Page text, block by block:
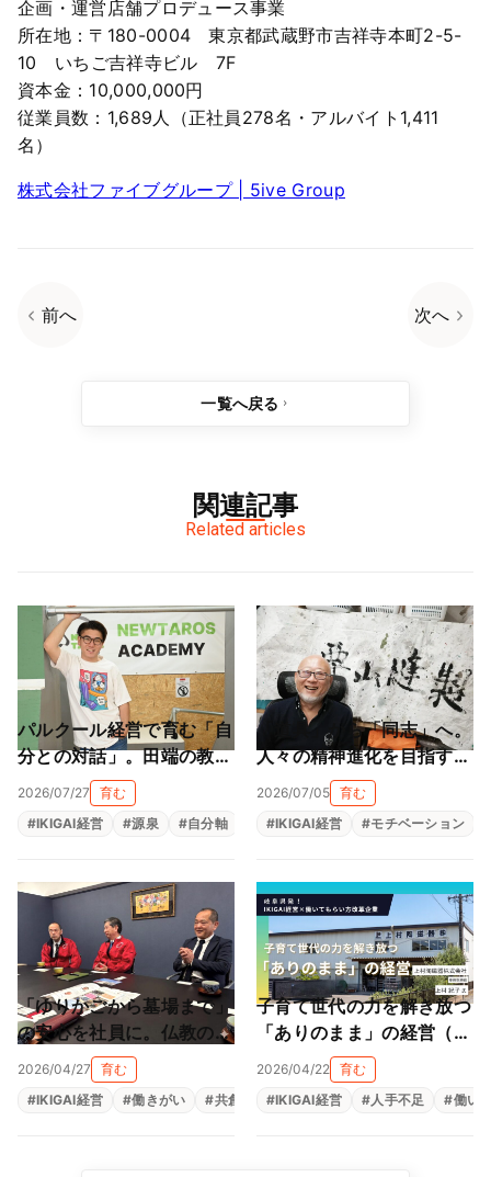
企画・運営店舗プロデュース事業
所在地：〒180-0004 東京都武蔵野市吉祥寺本町2-5-
10 いちご吉祥寺ビル 7F
資本金：10,000,000円
従業員数：1,689人（正社員278名・アルバイト1,411
名）
株式会社ファイブグループ | 5ive Group
前へ 次へ
一覧へ戻る
関連記事
Related articles
パルクール経営で育む「自
分との対話」。田端の教室
が作る大人も子供も輝ける
居場所（NEWTAROS ）
2026/07/27
育む
#IKIGAI経営 #源泉 #自分軸 自己理解 #自律型人材育成
「道具」から「同志」へ。
人々の精神進化を目指す地
球黒字化経営（栗山縫製株
2026/07/05 育む
#IKIGAI経営 #モチベーション
「ゆりかごから墓場まで」
の安心を社員に。仏教の教
えと親心が育む「共にあ
る」経営（尾張陸運株式会
社）
2026/04/27
育む
#IKIGAI経営 #働きがい #共創 #生きがい 福利厚生 組織改革
子育て世代の力を解き放つ
「ありのまま」の経営（上
村陶磁器株式会社）
2026/04/22 育む
#IKIGAI経営 # 人手不足 #働い